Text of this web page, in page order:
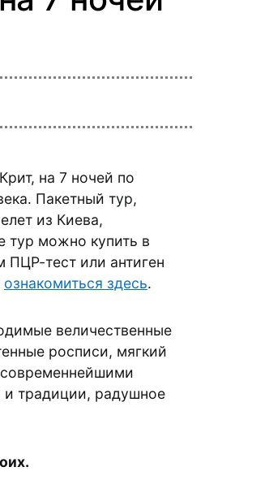
на 7 ночей по
Пакетный тур,
из Киева,
тур можно купить в
ПЦР-тест или антиген
ознакомиться здесь.
величественные
росписи, мягкий
традиции, радушное